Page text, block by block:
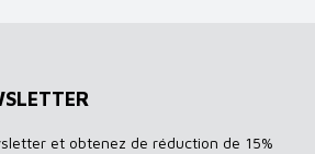
et obtenez de réduction de 15%